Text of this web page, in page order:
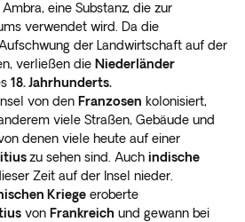
eine Substanz, die zur
verwendet wird. Da die
der Landwirtschaft auf der
verließen die Niederländer
18. Jahrhunderts.
von den Franzosen kolonisiert,
viele Straßen, Gebäude und
denen viele heute auf einer
zu sehen sind. Auch indische
Zeit auf der Insel nieder.
Kriege eroberte
von Frankreich und gewann bei